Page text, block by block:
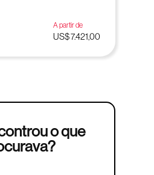
A partir de
US$ 7.421,00
o que